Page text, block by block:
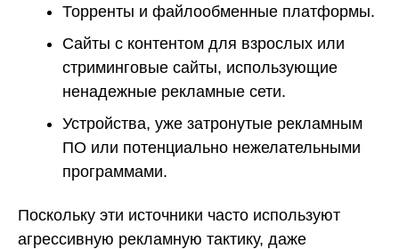
Торренты и файлообменные платформы.
Сайты с контентом для взрослых или
стриминговые сайты, использующие
ненадежные рекламные сети.
Устройства, уже затронутые рекламным
ПО или потенциально нежелательными
программами.
Поскольку эти источники часто используют
агрессивную рекламную тактику, даже